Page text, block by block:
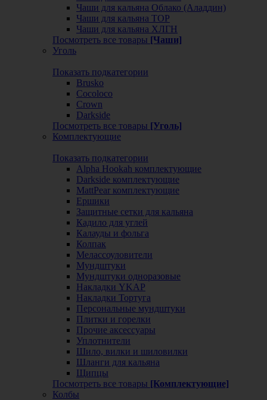
Чаши для кальяна Облако (Аладдин)
Чаши для кальяна ТОР
Чаши для кальяна ХЛГН
Посмотреть все товары [Чаши]
Уголь
Показать подкатегории
Brusko
Cocoloco
Crown
Darkside
Посмотреть все товары [Уголь]
Комплектующие
Показать подкатегории
Alpha Hookah комплектующие
Darkside комплектующие
MattPear комплектующие
Ершики
Защитные сетки для кальяна
Кадило для углей
Калауды и фольга
Колпак
Мелассоуловители
Мундштуки
Мундштуки одноразовые
Накладки YKAP
Накладки Тортуга
Персональные мундштуки
Плитки и горелки
Прочие аксессуары
Уплотнители
Шило, вилки и шиловилки
Шланги для кальяна
Щипцы
Посмотреть все товары [Комплектующие]
Колбы